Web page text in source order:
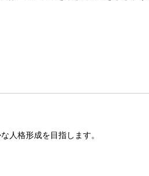
人格形成を目指します。